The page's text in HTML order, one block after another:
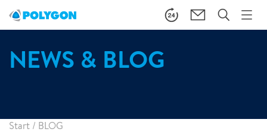
NEWS & BLOG
Start / BLOG